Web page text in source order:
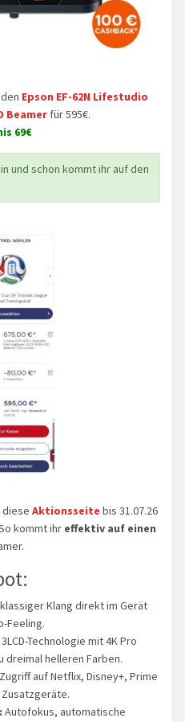
Epson EF-62N Lifestudio
Beamer für 595€.
69€
und schon kommt ihr auf den
diese Aktionsseite bis 31.07.26
kommt ihr effektiv auf einen
Klang direkt im Gerät
Feeling.
3LCD-Technologie mit 4K Pro
dreimal helleren Farben.
auf Netflix, Disney+, Prime
Zusatzgeräte.
Autofokus, automatische